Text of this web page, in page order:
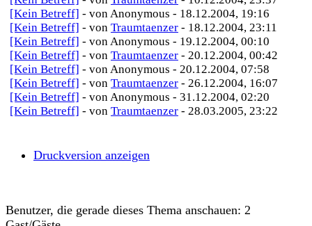
[Kein Betreff] - von Anonymous - 18.12.2004, 19:16
[Kein Betreff] - von Traumtaenzer - 18.12.2004, 23:11
[Kein Betreff] - von Anonymous - 19.12.2004, 00:10
[Kein Betreff] - von Traumtaenzer - 20.12.2004, 00:42
[Kein Betreff] - von Anonymous - 20.12.2004, 07:58
[Kein Betreff] - von Traumtaenzer - 26.12.2004, 16:07
[Kein Betreff] - von Anonymous - 31.12.2004, 02:20
[Kein Betreff] - von Traumtaenzer - 28.03.2005, 23:22
Druckversion anzeigen
Benutzer, die gerade dieses Thema anschauen: 2